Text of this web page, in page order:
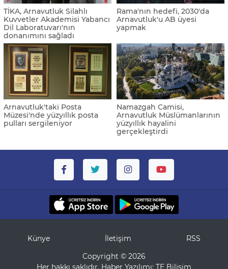
TİKA, Arnavutluk Silahlı
Kuvvetler Akademisi Yabancı
Dil Laboratuvarı'nın
donanımını sağladı
Rama'nın hedefi, 2030'da
Arnavutluk'u AB üyesi
yapmak
Arnavutluk'taki Posta
Müzesi'nde yüzyıllık posta
pulları sergileniyor
Namazgah Camisi,
Arnavutluk Müslümanlarının
yüzyıllık hayalini
gerçekleştirdi
Künye İletişim
RSS
Copyright © 2026
Her hakkı saklıdır. Haber Yazılımı: TE Bilişim